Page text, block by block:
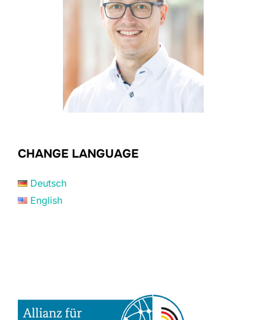
CHANGE LANGUAGE
Deutsch
English